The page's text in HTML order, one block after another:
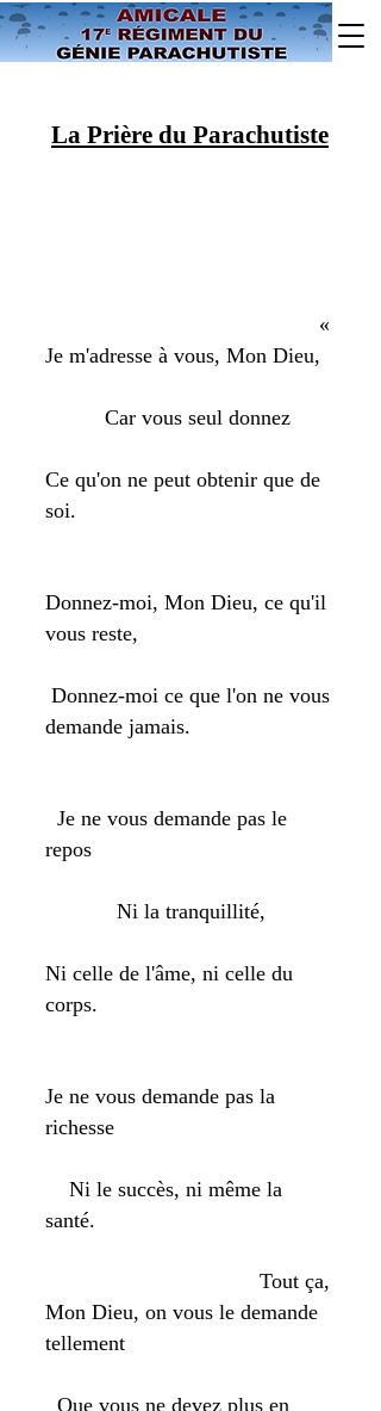
La Prière du Parachutiste
«
Je m'adresse à vous, Mon Dieu,
Car vous seul donnez
Ce qu'on ne peut obtenir que de
soi.
Donnez-moi, Mon Dieu, ce qu'il
vous reste,
Donnez-moi ce que l'on ne vous
demande jamais.
Je ne vous demande pas le
repos
Ni la tranquillité,
Ni celle de l'âme, ni celle du
corps.
Je ne vous demande pas la
richesse
Ni le succès, ni même la
santé.
Tout ça,
Mon Dieu, on vous le demande
tellement
Que vous ne devez plus en